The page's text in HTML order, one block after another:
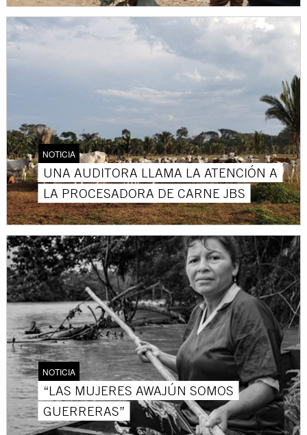
NOTICIA
UNA AUDITORA LLAMA LA ATENCIÓN A
LA PROCESADORA DE CARNE JBS
NOTICIA
“LAS MUJERES AWAJÚN SOMOS
GUERRERAS”